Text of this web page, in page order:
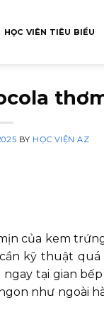
HỌC VIÊN TIÊU BIỂU
BY HỌC VIỆN AZ
của kem
kỹ thuật
tại gian
như ngoài